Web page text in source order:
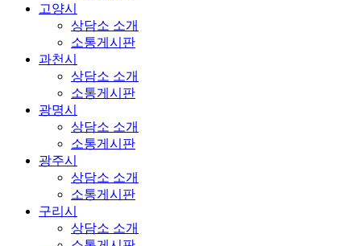
고양시
상담소 소개
소통게시판
과천시
상담소 소개
소통게시판
광명시
상담소 소개
소통게시판
광주시
상담소 소개
소통게시판
구리시
상담소 소개